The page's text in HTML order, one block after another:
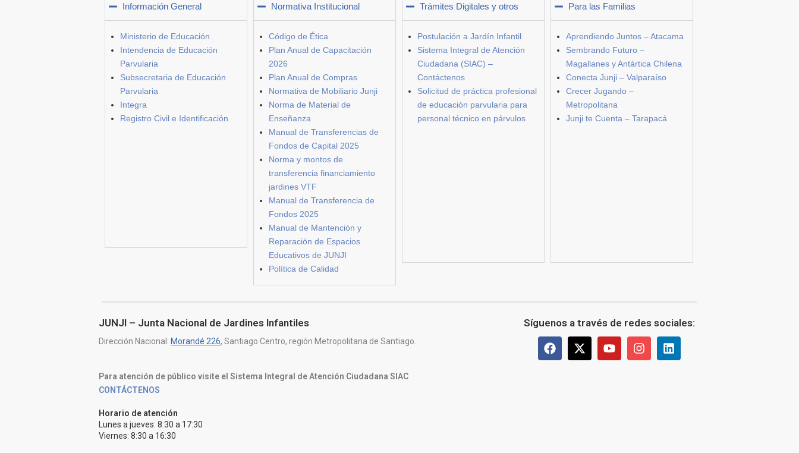
Información General
Ministerio de Educación
Intendencia de Educación
Parvularia
Subsecretaria de Educación
Parvularia
Integra
Registro Civil e Identificación
Normativa Institucional
Código de Ética
Plan Anual de Capacitación
2026
Plan Anual de Compras
Normativa de Mobiliario Junji
Norma de Material de
Enseñanza
Manual de Transferencias de
Fondos de Capital 2025
Norma y montos de
transferencia financiamiento
jardines VTF
Manual de Transferencia de
Fondos 2025
Manual de Mantención y
Reparación de Espacios
Educativos de JUNJI
Política de Calidad
Trámites Digitales y otros
Postulación a Jardín Infantil
Sistema Integral de Atención
Ciudadana (SIAC) –
Contáctenos
Solicitud de práctica profesional
de educación parvularia para
personal técnico en párvulos
Para las Familias
Aprendiendo Juntos – Atacama
Sembrando Futuro –
Magallanes y Antártica Chilena
Conecta Junji – Valparaíso
Crecer Jugando –
Metropolitana
Junji te Cuenta – Tarapacá
JUNJI – Junta Nacional de Jardines Infantiles
Dirección Nacional: Morandé 226, Santiago Centro, región Metropolitana de Santiago.
Para atención de público visite el Sistema Integral de Atención Ciudadana SIAC
CONTÁCTENOS
Horario de atención
Lunes a jueves: 8:30 a 17:30
Viernes: 8:30 a 16:30
Síguenos a través de redes sociales: